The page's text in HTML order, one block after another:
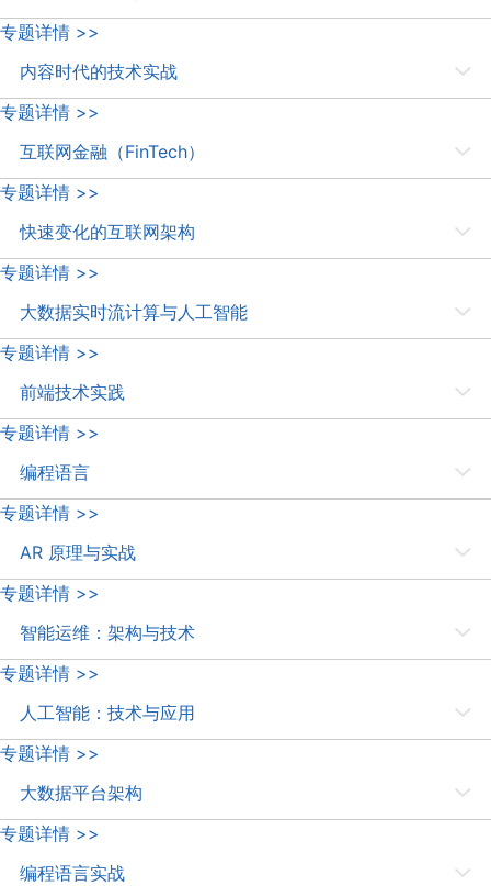
从搜索、推荐到互联网广告、风险控制、共享经济乃至 AI 应用，机器学
你领略到最前沿的实际应用场景和最佳实践。
专题详情 >>
内容时代的技术实战
内容为王的时代真正来临。从图文、音视频，到 AR、VR，从内容生产、
分享。
专题详情 >>
互联网金融（FinTech）
本专题将针对 Fintech 的发展，从技术层面切入，分享包括区块链、金融
融科技发展的可能性及创新灵感。
专题详情 >>
快速变化的互联网架构
本专题聚焦于互联网圈超快速发展的公司在业务架构进行的各种创新和尝
展，为业务提供稳定的技术大后方。
专题详情 >>
大数据实时流计算与人工智能
关注大数据实时计算的架构和应用，以及如何依托实时计算框架落地的各
专题详情 >>
前端技术实践
前端是近年来最高速发展的领域之一，过程中也在不断重新定义自己，而
家来自一线的前端新技术和新组织形态的探索实践经验。
专题详情 >>
编程语言
本专题延续过去几届 QCon 的传统，继续聚焦编程语言的发展和业界实
主流语言和平台。
专题详情 >>
AR 原理与实战
在 AR 技术火热的今天，各个资本大鳄、业内巨头竞相追逐。本专题中，
专题详情 >>
智能运维：架构与技术
在该专题中，我们将邀请专家分享 Serverless 架构、Kubernetes 平台
专题详情 >>
人工智能：技术与应用
本专题中，我们将通过人工智能在车载交互、教育和新闻分发等领域的应
专题详情 >>
大数据平台架构
如何为人工智能、机器学习等应用搭建高效的大数据平台呢？PayPal、
专题详情 >>
编程语言实战